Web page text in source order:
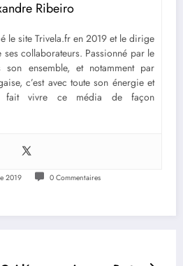
Ribeiro
le site Trivela.fr en 2019 et le dirige
ses collaborateurs. Passionné par le
ensemble, et notamment par
c’est avec toute son énergie et
fait vivre ce média de façon
2019 0 Commentaires